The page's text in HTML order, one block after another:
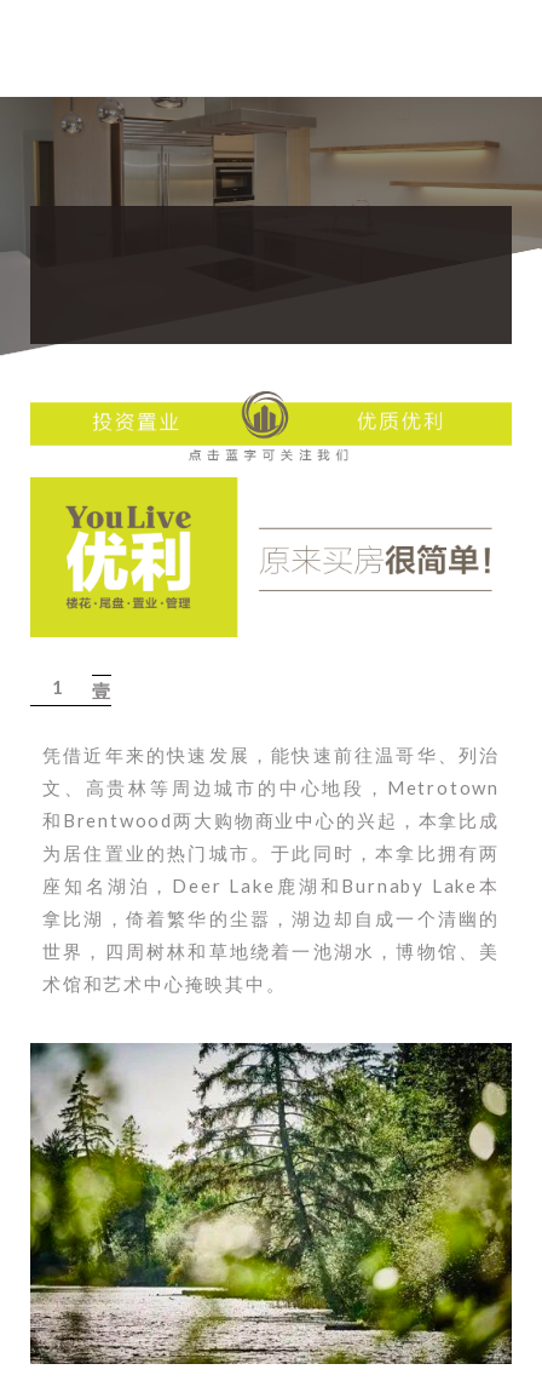
1 壹
凭借近年来的快速发展，能快速前往温哥华、列治
文、高贵林等周边城市的中心地段，Metrotown
和Brentwood两大购物商业中心的兴起，本拿比成
为居住置业的热门城市。于此同时，本拿比拥有两
座知名湖泊，Deer Lake鹿湖和Burnaby Lake本
拿比湖，倚着繁华的尘嚣，湖边却自成一个清幽的
世界，四周树林和草地绕着一池湖水，博物馆、美
术馆和艺术中心掩映其中。